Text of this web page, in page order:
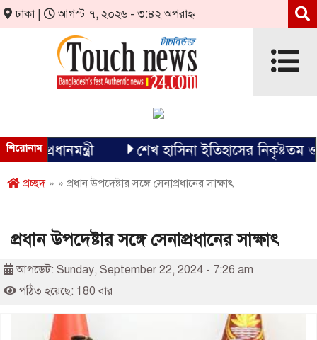
ঢাকা | আগস্ট ৭, ২০২৬ - ৩:৪২ অপরাহ্ন
শিরোনাম
প্রধানমন্ত্রী শেখ হাসিনা ইতিহাসের নিকৃষ্টতম ও
প্রচ্ছদ» » প্রধান উপদেষ্টার সঙ্গে সেনাপ্রধানের সাক্ষাৎ
প্রধান উপদেষ্টার সঙ্গে সেনাপ্রধানের সাক্ষাৎ
আপডেট: Sunday, September 22, 2024 - 7:26 am
পঠিত হয়েছে: 180 বার